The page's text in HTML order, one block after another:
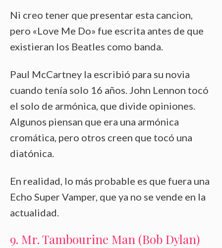
Ni creo tener que presentar esta cancion,
pero «Love Me Do» fue escrita antes de que
existieran los Beatles como banda.
Paul McCartney la escribió para su novia
cuando tenía solo 16 años. John Lennon tocó
el solo de armónica, que divide opiniones.
Algunos piensan que era una armónica
cromática, pero otros creen que tocó una
diatónica.
En realidad, lo más probable es que fuera una
Echo Super Vamper, que ya no se vende en la
actualidad.
9. Mr. Tambourine Man (Bob Dylan)